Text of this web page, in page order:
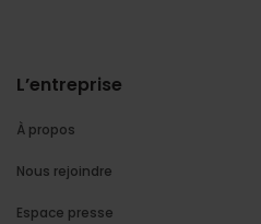
L’entreprise
À propos
Nous rejoindre
Espace presse